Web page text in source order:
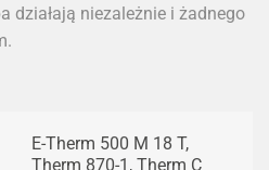
działają niezależnie i żadnego
E-Therm 500 M 18 T,
Therm 870-1, Therm C